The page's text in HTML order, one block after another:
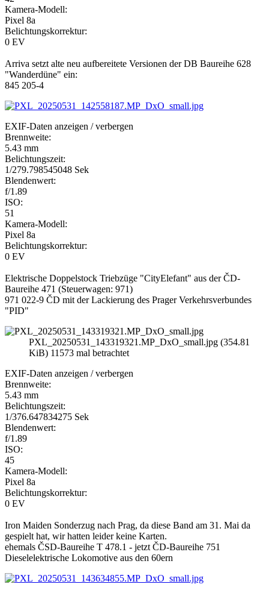
Kamera-Modell:
Pixel 8a
Belichtungskorrektur:
0 EV
Arriva setzt alte neu aufbereitete Versionen der DB Baureihe 628
"Wanderdüne" ein:
845 205-4
EXIF-Daten anzeigen / verbergen
Brennweite:
5.43 mm
Belichtungszeit:
1/279.798545048 Sek
Blendenwert:
f/1.89
ISO:
51
Kamera-Modell:
Pixel 8a
Belichtungskorrektur:
0 EV
Elektrische Doppelstock Triebzüge "CityElefant" aus der ČD-
Baureihe 471 (Steuerwagen: 971)
971 022-9 ČD mit der Lackierung des Prager Verkehrsverbundes
"PID"
PXL_20250531_143319321.MP_DxO_small.jpg (354.81
KiB) 11573 mal betrachtet
EXIF-Daten anzeigen / verbergen
Brennweite:
5.43 mm
Belichtungszeit:
1/376.647834275 Sek
Blendenwert:
f/1.89
ISO:
45
Kamera-Modell:
Pixel 8a
Belichtungskorrektur:
0 EV
Iron Maiden Sonderzug nach Prag, da diese Band am 31. Mai da
gespielt hat, wir hatten leider keine Karten.
ehemals ČSD-Baureihe T 478.1 - jetzt ČD-Baureihe 751
Dieselelektrische Lokomotive aus den 60ern